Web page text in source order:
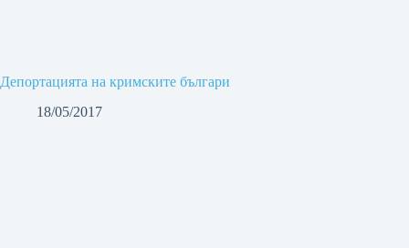
Депортацията на кримските българи
18/05/2017